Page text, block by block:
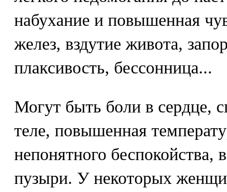
набухание и повышенная
желез, вздутие живота,
плаксивость, бессонница...
Могут быть боли в сердце,
теле, повышенная
непонятного беспокойства,
пузыри. У некоторых